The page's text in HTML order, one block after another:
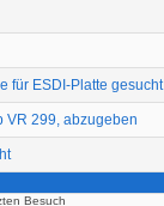
für ESDI-Platte gesucht
VR 299, abzugeben
Besuch